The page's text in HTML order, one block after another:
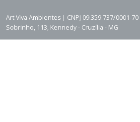
Art Viva Ambientes | CNPJ 09.359.737/0001-
Sobrinho, 113, Kennedy - Cruzília - MG